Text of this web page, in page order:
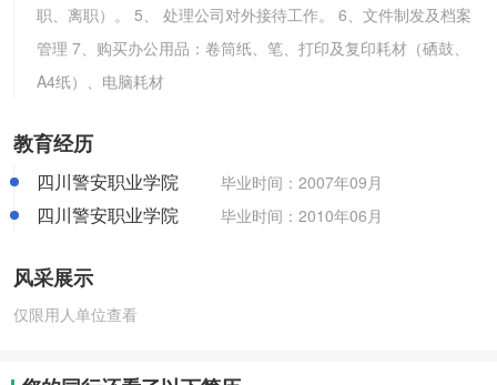
职、离职）。 5、 处理公司对外接待工作。 6、文件制发及档案
管理 7、购买办公用品：卷筒纸、笔、打印及复印耗材（硒鼓、
A4纸）、电脑耗材
教育经历
四川警安职业学院 毕业时间： 2007年09月
四川警安职业学院 毕业时间： 2010年06月
风采展示
仅限用人单位查看